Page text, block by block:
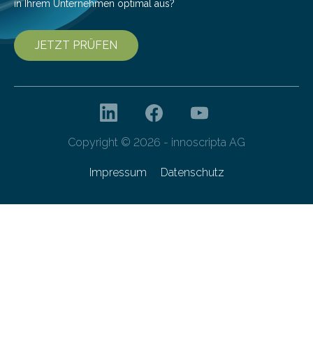
in Ihrem Unternehmen optimal aus?
JETZT PRÜFEN
Copyright © 2026 - innoscripta AG
Impressum Datenschutz